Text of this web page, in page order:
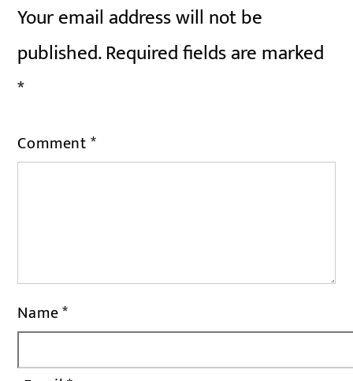
Your email address will not be
published.Required fields are marked
*
Comment*
Name*